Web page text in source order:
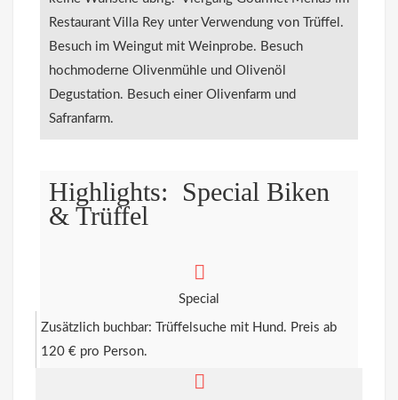
Restaurant Villa Rey unter Verwendung von Trüffel.
Besuch im Weingut mit Weinprobe. Besuch
hochmoderne Olivenmühle und Olivenöl
Degustation. Besuch einer Olivenfarm und
Safranfarm.
Highlights: Special Biken
& Trüffel
Special
Zusätzlich buchbar: Trüffelsuche mit Hund. Preis ab
120 € pro Person.